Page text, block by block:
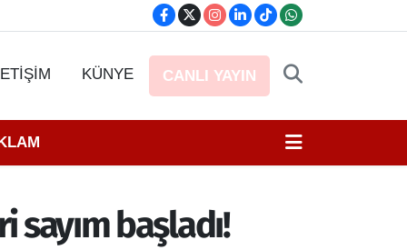
KÜNYE CANLI YAYIN
sayım başladı!